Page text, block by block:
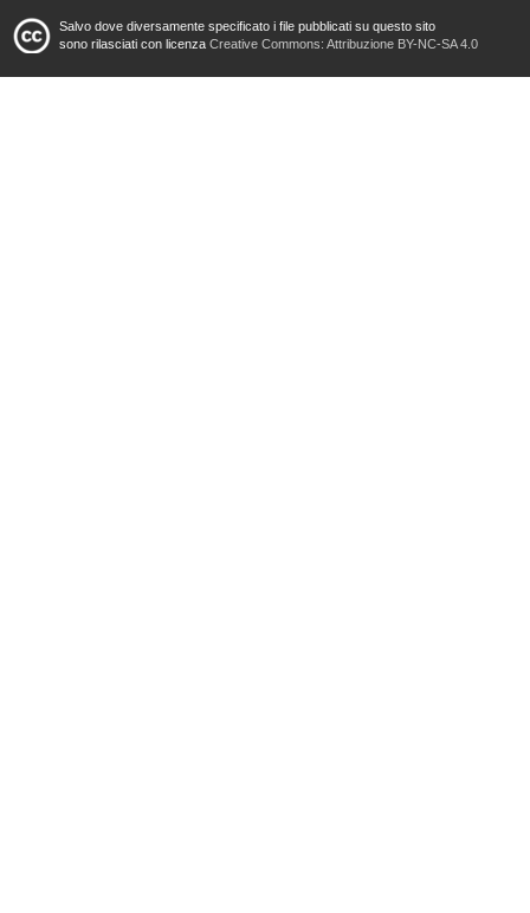
Salvo dove diversamente specificato i file pubblicati su questo sito
sono rilasciati con licenza Creative Commons: Attribuzione BY-NC-SA 4.0